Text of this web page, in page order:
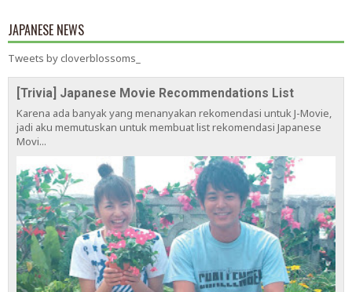
JAPANESE NEWS
Tweets by cloverblossoms_
[Trivia] Japanese Movie Recommendations List
Karena ada banyak yang menanyakan rekomendasi untuk J-Movie,
jadi aku memutuskan untuk membuat list rekomendasi Japanese
Movi...